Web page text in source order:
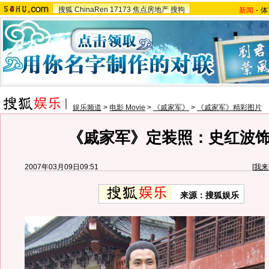
搜狐 ChinaRen 17173 焦点房地产 搜狗 新闻 -
娱乐频道 > 电影 Movie > 《戚家军》 > 《戚家军》精彩图片
《戚家军》定装照：史红波
2007年03月09日09:51 [我
来源：搜狐娱乐